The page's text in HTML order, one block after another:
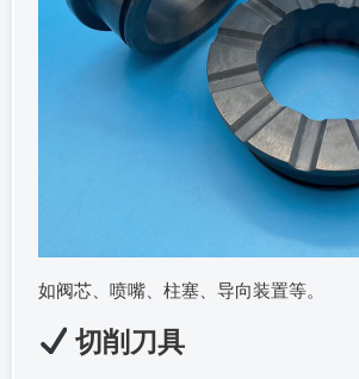
如阀芯、喷嘴、柱塞、导向装置等。
切削刀具